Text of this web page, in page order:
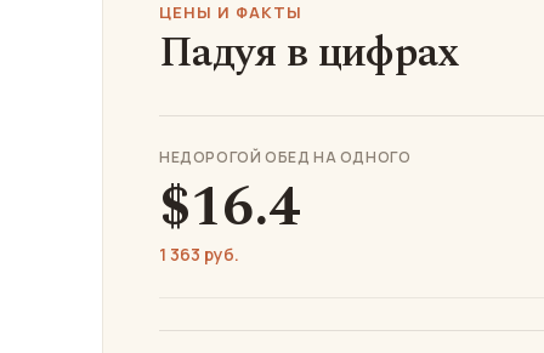
ЦЕНЫ И ФАКТЫ
Падуя в цифрах
НЕДОРОГОЙ ОБЕД НА ОДНОГО
$16.4
1 363 руб.